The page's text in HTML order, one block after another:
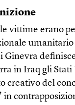
vittime erano
umanitario
Ginevra
in Iraq gli
creativo del
in